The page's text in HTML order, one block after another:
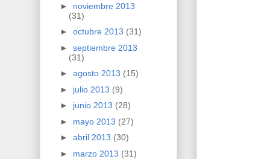
► noviembre 2013
(31)
► octubre 2013 (31)
► septiembre 2013
(31)
► agosto 2013 (15)
► julio 2013 (9)
► junio 2013 (28)
► mayo 2013 (27)
► abril 2013 (30)
► marzo 2013 (31)